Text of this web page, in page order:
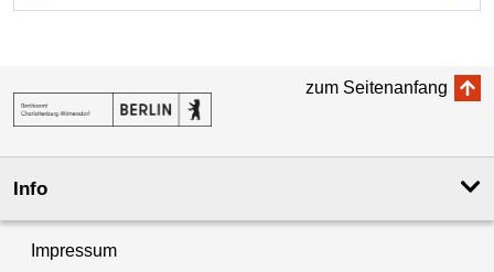
zum Seitenanfang
Info
Impressum